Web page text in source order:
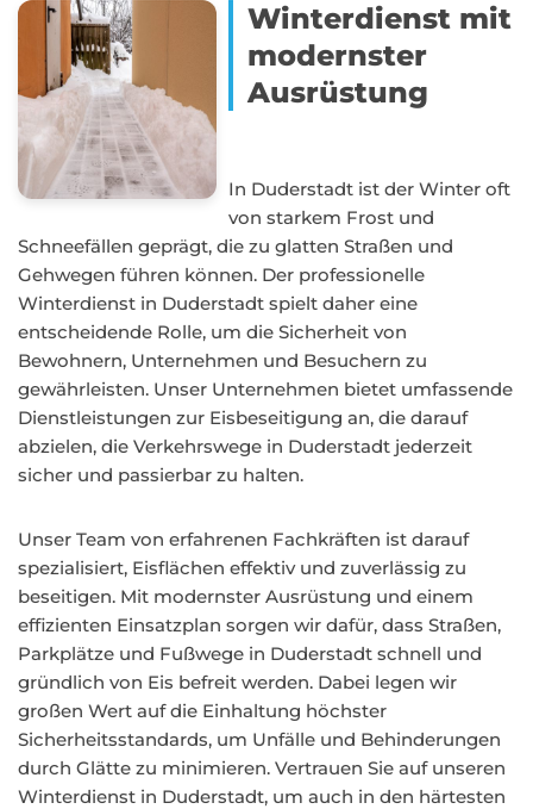
Winterdienst mit
modernster
Ausrüstung
In Duderstadt ist der Winter oft
von starkem Frost und
Schneefällen geprägt, die zu glatten Straßen und
Gehwegen führen können. Der professionelle
Winterdienst in Duderstadt spielt daher eine
entscheidende Rolle, um die Sicherheit von
Bewohnern, Unternehmen und Besuchern zu
gewährleisten. Unser Unternehmen bietet umfassende
Dienstleistungen zur Eisbeseitigung an, die darauf
abzielen, die Verkehrswege in Duderstadt jederzeit
sicher und passierbar zu halten.
Unser Team von erfahrenen Fachkräften ist darauf
spezialisiert, Eisflächen effektiv und zuverlässig zu
beseitigen. Mit modernster Ausrüstung und einem
effizienten Einsatzplan sorgen wir dafür, dass Straßen,
Parkplätze und Fußwege in Duderstadt schnell und
gründlich von Eis befreit werden. Dabei legen wir
großen Wert auf die Einhaltung höchster
Sicherheitsstandards, um Unfälle und Behinderungen
durch Glätte zu minimieren. Vertrauen Sie auf unseren
Winterdienst in Duderstadt, um auch in den härtesten